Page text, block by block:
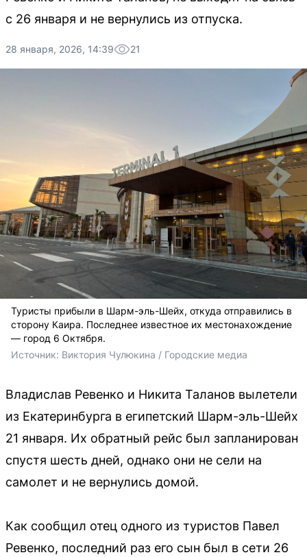
с 26 января и не вернулись из отпуска.
28 января, 2026, 14:39 21
Туристы прибыли в Шарм-эль-Шейх, откуда отправились в
сторону Каира. Последнее известное их местонахождение
— город 6 Октября.
Источник: Виктория Чулюкина / Городские медиа
Владислав Ревенко и Никита Таланов вылетели
из Екатеринбурга в египетский Шарм-эль-Шейх
21 января. Их обратный рейс был запланирован
спустя шесть дней, однако они не сели на
самолет и не вернулись домой.
Как сообщил отец одного из туристов Павел
Ревенко, последний раз его сын был в сети 26